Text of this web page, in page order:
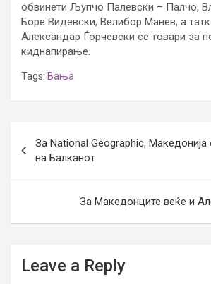
обвинети Љупчо Палевски – Палчо,
Боре Видевски, Велибор Манев, а
Александар Ѓорчевски се товари за
киднапирање.
Tags: Вања
navigation
За National Geographic, Македонија
на Балканот
За Македонците веќе и
Leave a Reply